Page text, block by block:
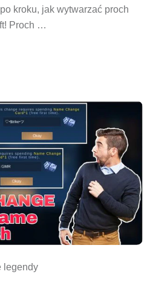
kroku, jak wytwarzać proch
Proch …
legendy